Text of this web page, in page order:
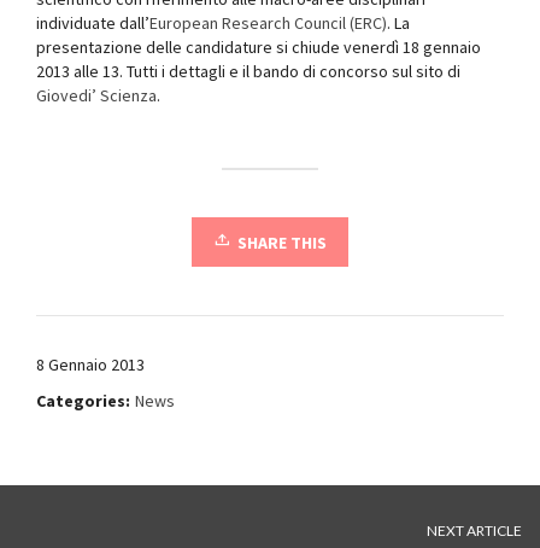
individuate dall’European Research Council (ERC). La
presentazione delle candidature si chiude venerdì 18 gennaio
2013 alle 13. Tutti i dettagli e il bando di concorso sul sito di
Giovedi’ Scienza.
SHARE THIS
8 Gennaio 2013
Categories: News
NEXT ARTICLE